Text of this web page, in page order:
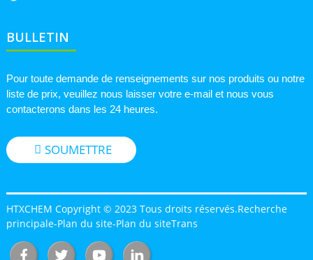
BULLETIN
Pour toute demande de renseignements sur nos produits ou notre
liste de prix, veuillez nous laisser votre e-mail et nous vous
contacterons dans les 24 heures.
SOUMETTRE
HTXCHEM Copyright © 2023 Tous droits réservés.Recherche
principale-Plan du site-Plan du siteTrans